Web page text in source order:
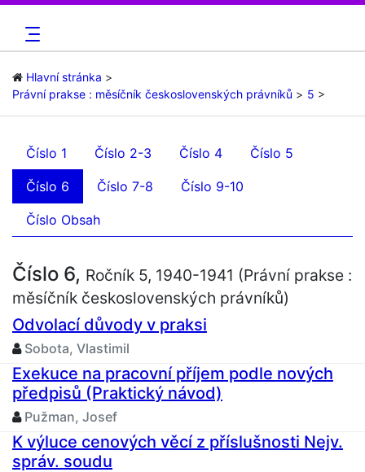
Hlavní stránka
Právní prakse : měsíčník československých právníků
5
Číslo 1 Číslo 2-3 Číslo 4 Číslo 5
Číslo 6 Číslo 7-8 Číslo 9-10
Číslo Obsah
Číslo 6, Ročník 5, 1940-1941 (Právní prakse :
měsíčník československých právníků)
Odvolací důvody v praksi
Sobota, Vlastimil
Exekuce na pracovní příjem podle nových
předpisů (Praktický návod)
Pužman, Josef
K výluce cenových věcí z příslušnosti Nejv.
správ. soudu